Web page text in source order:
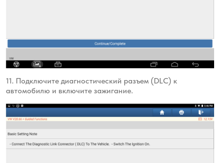
11. Подключите диагностический разъем (DLC) к
автомобилю и включите зажигание.